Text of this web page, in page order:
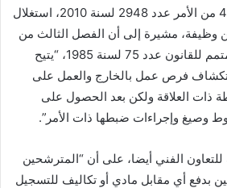
القانون”، إذ يمنع الفصل 4 من الأمر عدد 2948 لسنة 2010، استغلال
وظيفة، مشيرة إلى أن الفصل الثالث من
قانون 49 لسنة 2010 المتمم للقانون عدد 75 لسنة 1985، “يتيح
فرص عمل بالخارج والعمل على
ذات العلاقة ولكن بعد الحصول على
وإجراءات ضبطها ذات الأمر”.
الفني أيضا، على أن “المترشحين
بدفع أي مقابل مادي أو تكاليف للتسجيل